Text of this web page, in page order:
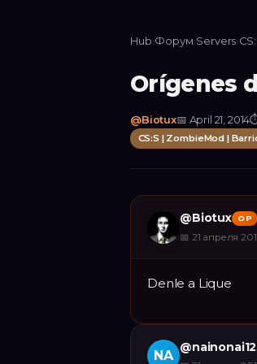
Hub›Форум›Servers›
Orígenes
@Biotux📅 April 21, 2014
CS:S | ZombieMod |
@Biotux OP
📅 21 апреля
Denle a Lique
NA
@